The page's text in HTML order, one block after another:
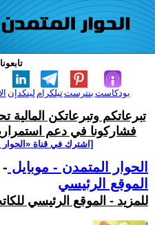
لينكدإن تيلكرامبنترست بودكاست
تبرعاتكم وتبرعاتكن المالية
فشاركونا في دعم
[اشترك في قناة
الحوار المتمدن - موبايل -
الموقع الرئيسي
للمزيد - الموقع الرئيسي